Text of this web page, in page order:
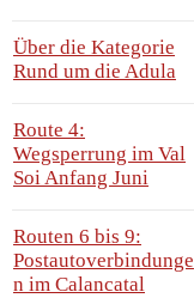
Über die Kategorie
Rund um die Adula
Route 4:
Wegsperrung im Val
Soi Anfang Juni
Routen 6 bis 9:
Postautoverbindunge
n im Calancatal